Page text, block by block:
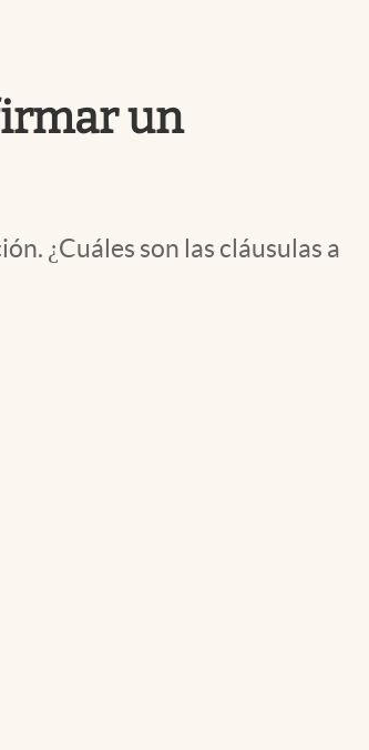
un
¿Cuáles son las cláusulas a